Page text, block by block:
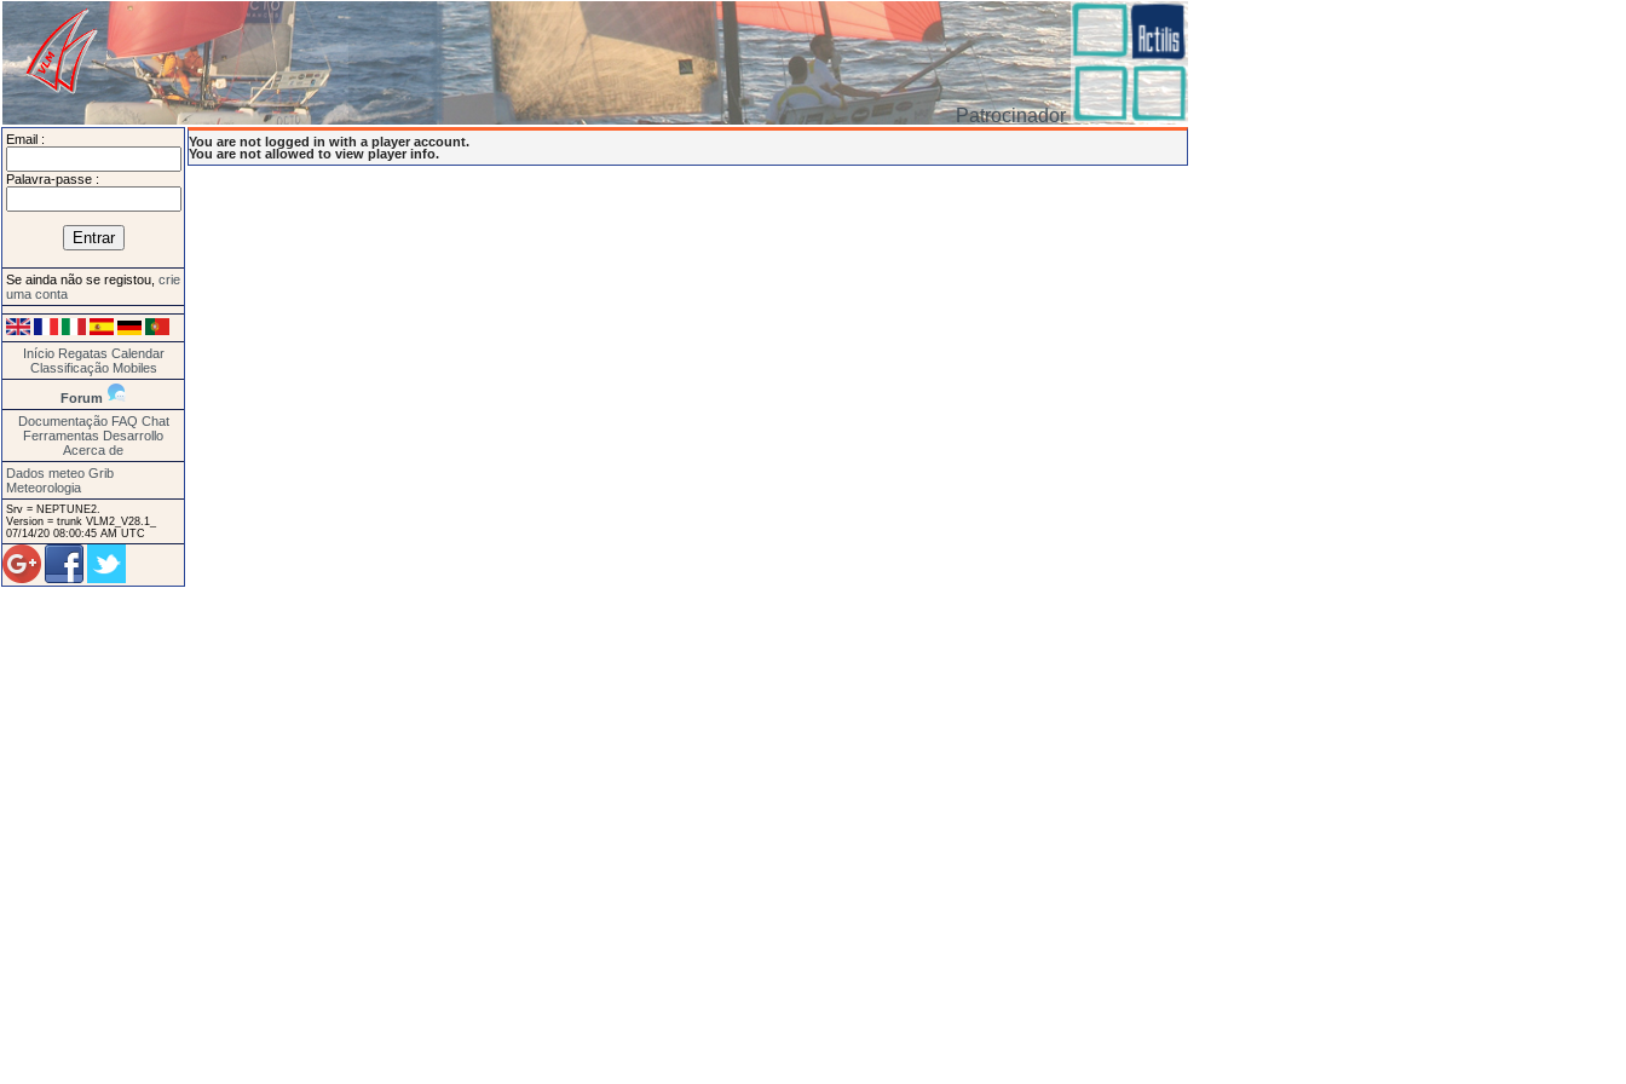
Patrocinador
Email :
Palavra-passe :
Se ainda não se registou, crie
uma conta
Início Regatas Calendar
Classificação Mobiles
Forum
Documentação FAQ Chat
Ferramentas Desarrollo
Acerca de
Dados meteo Grib
Meteorologia
Srv = NEPTUNE2.
Version = trunk VLM2_V28.1_
07/14/20 08:00:45 AM UTC
You are not logged in with a player account.
You are not allowed to view player info.